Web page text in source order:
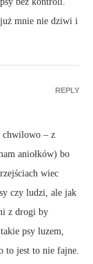
już mnie nie dziwi i
chwilowo – z
aniołków) bo
wiec
czy ludzi, ale jak
z drogi by
psy luzem,
to jest to nie fajne.
REPLY